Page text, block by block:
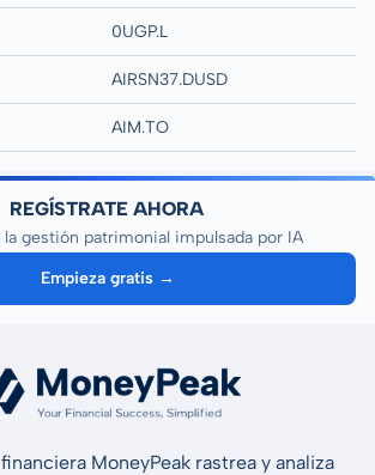
0UGP.L
AIRSN37.DUSD
AIM.TO
REGÍSTRATE AHORA
la gestión patrimonial impulsada por IA
Empieza gratis →
MoneyPeak rastrea y analiza